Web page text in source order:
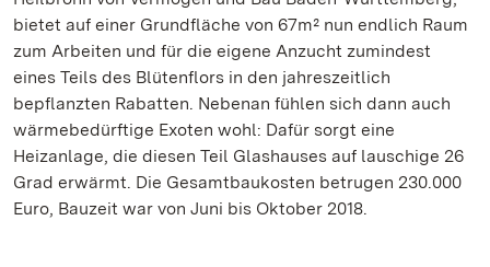
bietet auf einer Grundfläche von 67m² nun endlich Raum
zum Arbeiten und für die eigene Anzucht zumindest
eines Teils des Blütenflors in den jahreszeitlich
bepflanzten Rabatten. Nebenan fühlen sich dann auch
wärmebedürftige Exoten wohl: Dafür sorgt eine
Heizanlage, die diesen Teil Glashauses auf lauschige 26
Grad erwärmt. Die Gesamtbaukosten betrugen 230.000
Euro, Bauzeit war von Juni bis Oktober 2018.